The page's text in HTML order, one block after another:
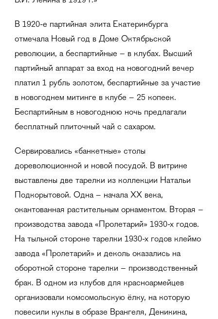
В 1920-е партийная элита Екатеринбурга
отмечала Новый год в Доме Октябрьской
революции, а беспартийные – в клубах. Высший
партийный аппарат за вход на новогодний вечер
платил 1 рубль золотом, беспартийные за участие
в новогоднем митинге в клубе – 25 копеек.
Беспартийным в новогоднюю ночь предлагали
бесплатный плиточный чай с сахаром.
Сервировались «банкетные» столы
дореволюционной и новой посудой. В витрине
выставлены две тарелки из коллекции Натальи
Подкорытовой. Одна – начала XX века,
окантованная растительным орнаментом. Вторая –
производства завода «Пролетарий» 1930-х годов.
На тыльной стороне тарелки 1930-х годов клеймо
завода «Пролетарий» и деколь оказались на
оборотной стороне тарелки – производственный
брак. В одном из клубов для красноармейцев
организовали комсомольскую ёлку, на которую
повесили куклы в образе Врангеля, Деникина,